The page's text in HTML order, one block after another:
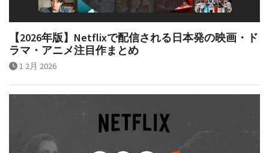
【2026年版】Netflixで配信される日本発の映画・ド
ラマ・アニメ注目作まとめ
1 2月 2026